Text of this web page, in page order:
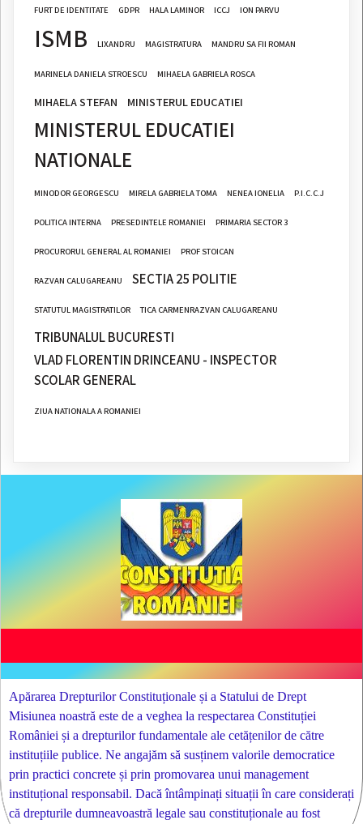
FURT DE IDENTITATE GDPR HALA LAMINOR ICCJ ION PARVU
ISMB LIXANDRU MAGISTRATURA MANDRU SA FII ROMAN
MARINELA DANIELA STROESCU MIHAELA GABRIELA ROSCA
MIHAELA STEFAN MINISTERUL EDUCATIEI
MINISTERUL EDUCATIEI
NATIONALE
MINODOR GEORGESCU MIRELA GABRIELA TOMA NENEA IONELIA P.I.C.C.J
POLITICA INTERNA PRESEDINTELE ROMANIEI PRIMARIA SECTOR 3
PROCURORUL GENERAL AL ROMANIEI PROF STOICAN
RAZVAN CALUGAREANU SECTIA 25 POLITIE
STATUTUL MAGISTRATILOR TICA CARMENRAZVAN CALUGAREANU
TRIBUNALUL BUCURESTI
VLAD FLORENTIN DRINCEANU - INSPECTOR
SCOLAR GENERAL
ZIUA NATIONALA A ROMANIEI
Apărarea Drepturilor Constituționale și a Statului de Drept
Misiunea noastră este de a veghea la respectarea Constituției
României și a drepturilor fundamentale ale cetățenilor de către
instituțiile publice. Ne angajăm să susținem valorile democratice
prin practici concrete și prin promovarea unui management
instituțional responsabil. Dacă întâmpinați situații în care considerați
că drepturile dumneavoastră legale sau constituționale au fost